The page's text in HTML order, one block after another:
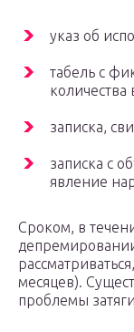
указ об
табель с
записка,
записка с
явление
Сроком, в
месяцев).
проблемы